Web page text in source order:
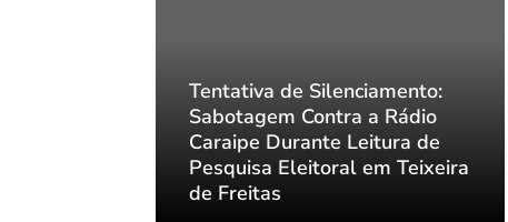
Tentativa de Silenciamento:
Sabotagem Contra a Rádio
Caraipe Durante Leitura de
Pesquisa Eleitoral em Teixeira
de Freitas